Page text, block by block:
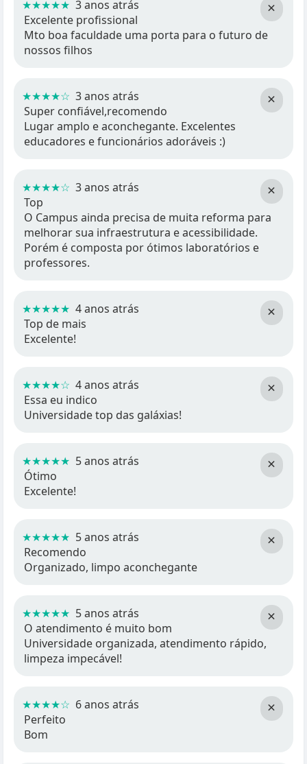
×
★★★★★ 3 anos atrás
Excelente profissional
Mto boa faculdade uma porta para o futuro de
nossos filhos
×
★★★★☆ 3 anos atrás
Super confiável,recomendo
Lugar amplo e aconchegante. Excelentes
educadores e funcionários adoráveis :)
×
★★★★☆ 3 anos atrás
Top
O Campus ainda precisa de muita reforma para
melhorar sua infraestrutura e acessibilidade.
Porém é composta por ótimos laboratórios e
professores.
×
★★★★★ 4 anos atrás
Top de mais
Excelente!
×
★★★★☆ 4 anos atrás
Essa eu indico
Universidade top das galáxias!
×
★★★★★ 5 anos atrás
Ótimo
Excelente!
×
★★★★★ 5 anos atrás
Recomendo
Organizado, limpo aconchegante
×
★★★★★ 5 anos atrás
O atendimento é muito bom
Universidade organizada, atendimento rápido,
limpeza impecável!
×
★★★★☆ 6 anos atrás
Perfeito
Bom